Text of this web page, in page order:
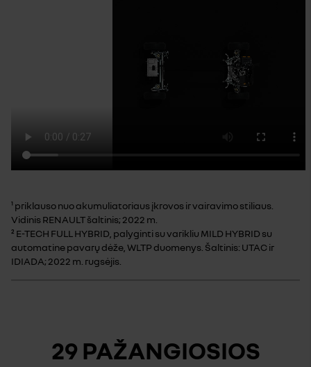
¹ priklauso nuo akumuliatoriaus įkrovos ir vairavimo stiliaus.
Vidinis RENAULT šaltinis; 2022 m.
² E-TECH FULL HYBRID, palyginti su varikliu MILD HYBRID su
automatine pavarų dėže, WLTP duomenys. Šaltinis: UTAC ir
IDIADA; 2022 m. rugsėjis.
29 PAŽANGIOSIOS